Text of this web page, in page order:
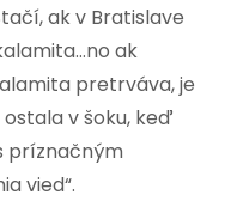
ak v Bratislave
ak
pretrváva, je
v šoku, keď
príznačným
vied“.